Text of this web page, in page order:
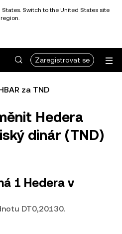
Switch to the United States site
Zaregistrovat se
za TND
Hedera
dinár (TND)
1 Hedera v
DT0,20130.